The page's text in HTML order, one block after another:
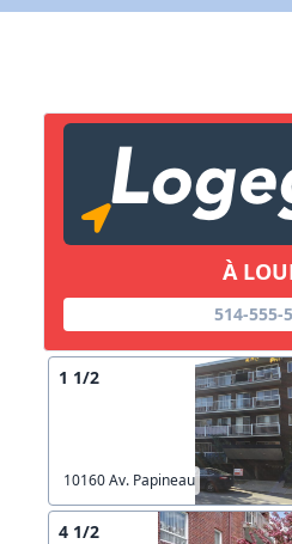
À
514-555-
1 1/2
10160 Av. Papineau
4 1/2
Lien vers inscription
Copier lien
X